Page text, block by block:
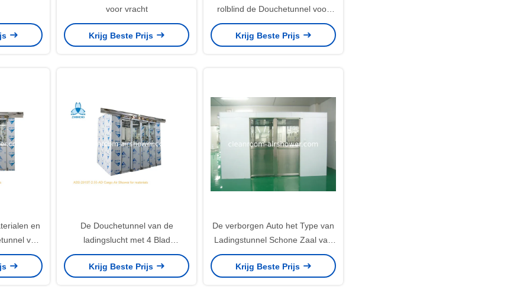
voor vracht
Krijg Beste Prijs
rolblind de Douchetunnel voor
Foxconn-Fabriek
Krijg Beste Prijs
en
van
4 Blad
De Douchetunnel van de
ladingslucht met 4 Blad
Autoschuifdeuren
Krijg Beste Prijs
De verborgen Auto het Type van
Ladingstunnel Schone Zaal van
de Luchtdouche met Dubbele
Bladschuifdeuren
Krijg Beste Prijs